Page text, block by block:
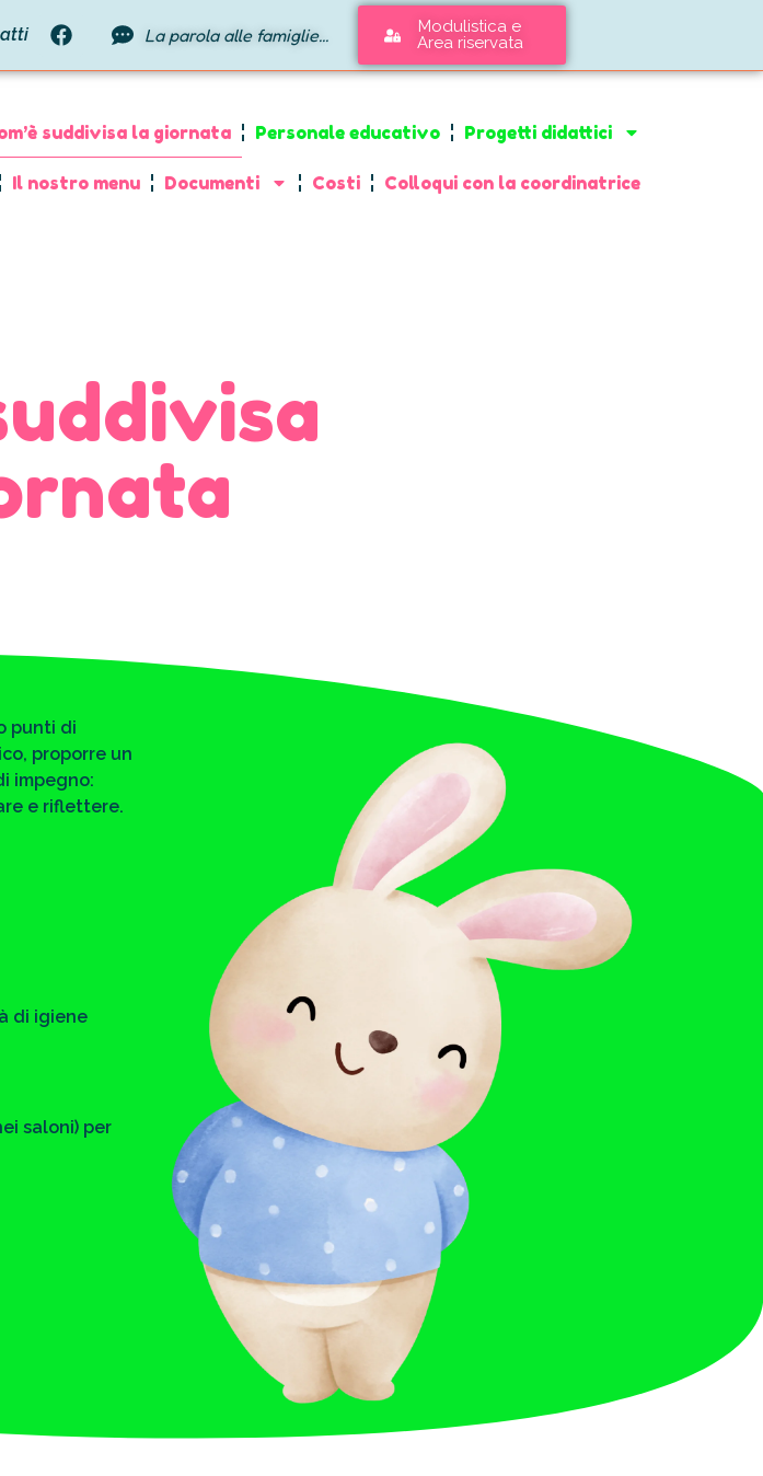
La parola alle famiglie...
Modulistica e
Area riservata
suddivisa la giornata Personale educativo Progetti didattici
Il nostro menu Documenti Costi Colloqui con la coordinatrice
punti di
proporre un
impegno:
e riflettere.
di igiene
saloni) per